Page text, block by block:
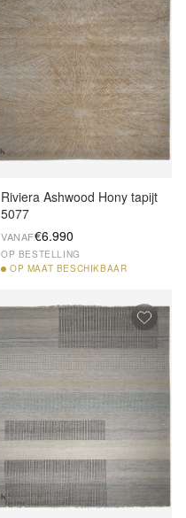
Riviera Ashwood Hony tapijt
5077
VANAF€6.990
OP BESTELLING
OP MAAT BESCHIKBAAR